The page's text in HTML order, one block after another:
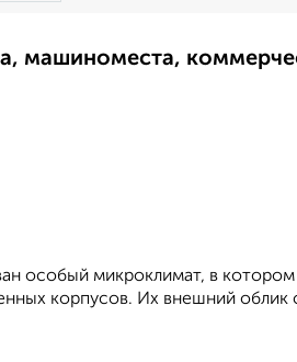
машиноместа,
особый микроклимат, в
корпусов. Их внешний облик